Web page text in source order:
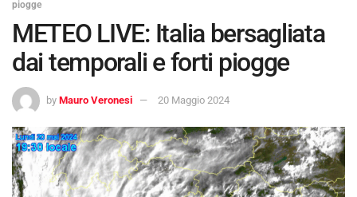
piogge
METEO LIVE: Italia bersagliata
dai temporali e forti piogge
by Mauro Veronesi 20 Maggio 2024